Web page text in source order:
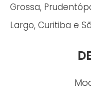
Grossa,
Largo, Curitiba e